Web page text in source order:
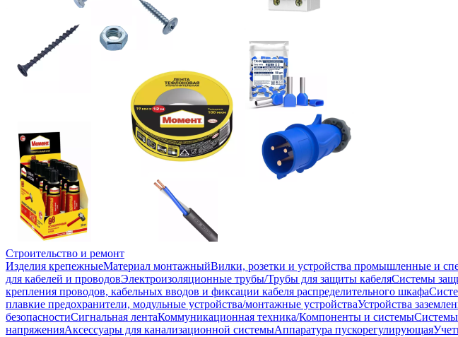
Строительство и ремонт
Изделия крепежныеМатериал монтажныйВилки, розетки и устройства промышленные и
для кабелей и проводовЭлектроизоляционные трубы/Трубы для защиты кабеляСистемы
крепления проводов, кабельных вводов и фиксации кабеля распределительного шкафа
плавкие предохранители, модульные устройства/монтажные устройстваУстройства
безопасностиСигнальная лентаКоммуникационная техника/Компоненты и системыСистемы
напряженияАксессуары для канализационной системыАппаратура пускорегулирующая